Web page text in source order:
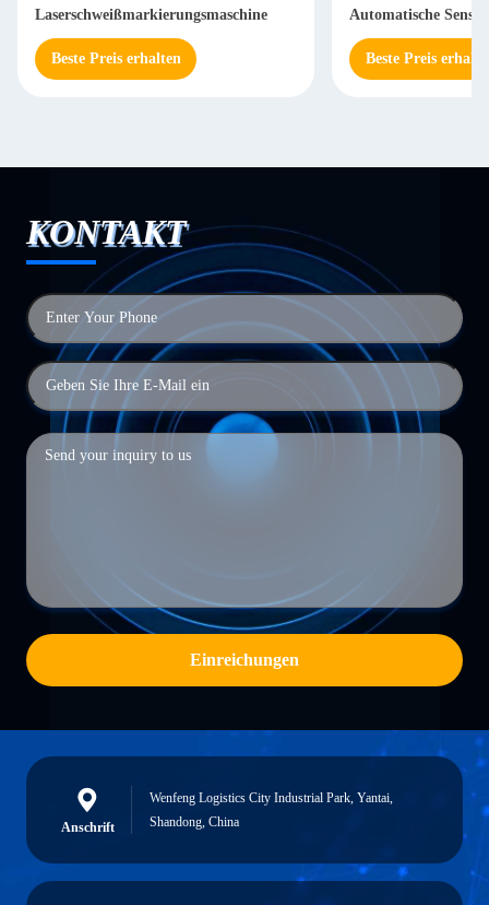
Laserschweißmarkierungsmaschine
Beste Preis erhalten
Automatische
Beste Preis
KONTAKT
Einreichungen
Anschrift
Wenfeng Logistics City Industrial Park, Yantai,
Shandong, China